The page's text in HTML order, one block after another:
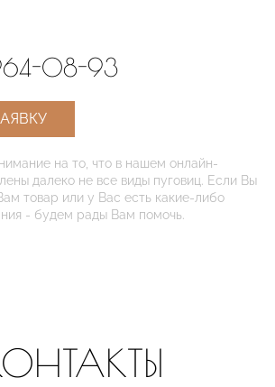
08-93
на то, что в нашем онлайн-
далеко не все виды пуговиц. Если Вы
товар или у Вас есть какие-либо
- будем рады Вам помочь.